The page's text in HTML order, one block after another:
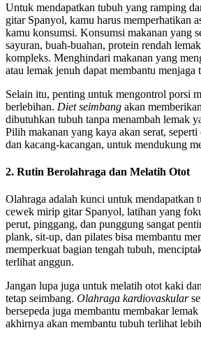
Untuk mendapatkan tubuh yang ramping
gitar Spanyol, kamu harus memperhatikan
kamu konsumsi. Konsumsi makanan yang
sayuran, buah-buahan, protein rendah
kompleks. Menghindari makanan yang
atau lemak jenuh dapat membantu menjaga
Selain itu, penting untuk mengontrol porsi
berlebihan. Diet seimbang akan
dibutuhkan tubuh tanpa menambah lemak
Pilih makanan yang kaya akan serat,
dan kacang-kacangan, untuk mendukung
2. Rutin Berolahraga dan Melatih Otot
Olahraga adalah kunci untuk mendapatkan
cewek mirip gitar Spanyol, latihan yang
perut, pinggang, dan punggung sangat
plank, sit-up, dan pilates bisa membantu
memperkuat bagian tengah tubuh,
terlihat anggun.
Jangan lupa juga untuk melatih otot kaki
tetap seimbang. Olahraga kardiovaskular
bersepeda juga membantu membakar
akhirnya akan membantu tubuh terlihat